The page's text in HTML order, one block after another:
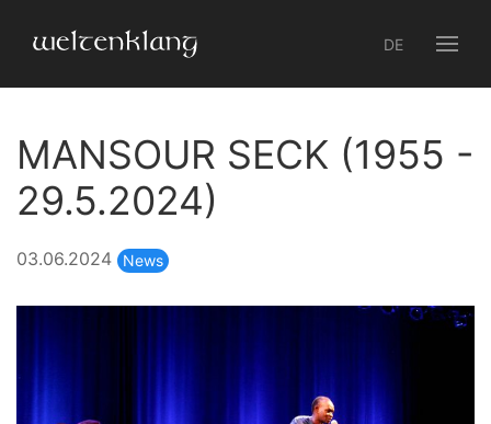
DE
MANSOUR SECK (1955 -
29.5.2024)
03.06.2024 News